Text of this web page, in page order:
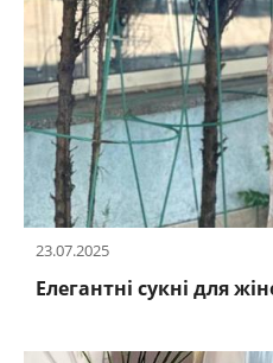
23.07.2025
Елегантні сукні для